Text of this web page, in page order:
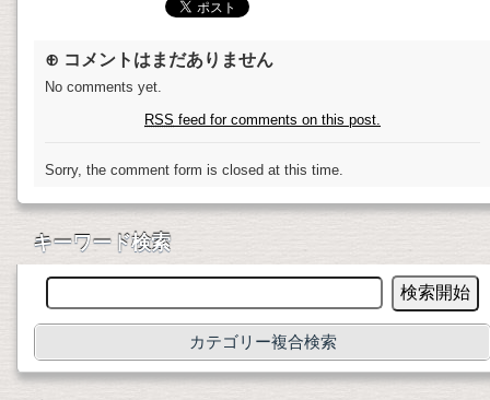
⊕ コメントはまだありません
No comments yet.
RSS feed for comments on this post.
Sorry, the comment form is closed at this time.
キーワード検索
カテゴリー複合検索